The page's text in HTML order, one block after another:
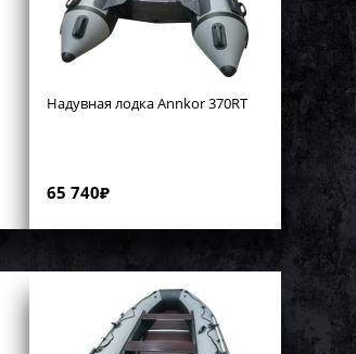
Надувная лодка Annkor 370RT
65 740₽